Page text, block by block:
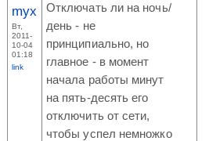
myx
Вт,
2011-
10-04
01:18
link
Отключать ли на ночь/
день - не
принципиально, но
главное - в момент
начала работы минут
на пять-десять его
отключить от сети,
чтобы успел немножко